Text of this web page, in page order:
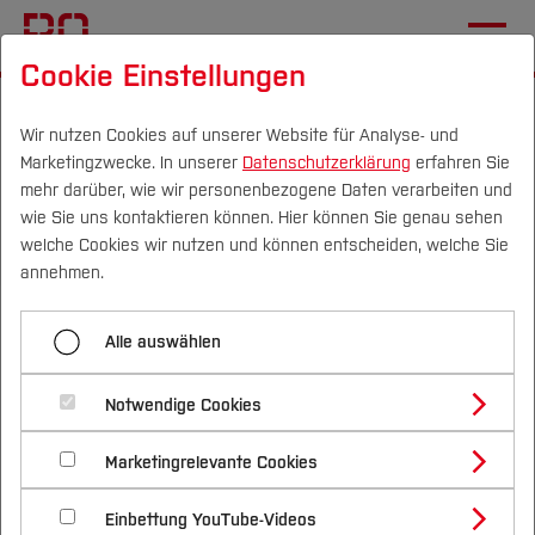
Campus Personen DE|EN Quicklinks
Studium
Studienangebote
Bachelorstudiengänge
Masterstudiengänge
Vor dem Studium
Bewerben & Einschreiben
Bewerbungsportal
Im Studium
Studienbüros und Prüfungen
Nach dem Studium
Forschung & Transfer
Profil
Forschungs- und Transferprofil
Schwerpunkte (FuT)
Beratung & Förderung
Nachhaltigkeit
Nachhaltigkeit studieren
International
Fachgebiete
Institut für Elektromobilität
Menü aufklappen
Cookie Einstellungen
Wir nutzen Cookies auf unserer Website für Analyse- und
Marketingzwecke. In unserer Datenschutzerklärung erfahren Sie
mehr darüber, wie wir personenbezogene Daten verarbeiten und
wie Sie uns kontaktieren können. Hier können Sie genau sehen
welche Cookies wir nutzen und können entscheiden, welche Sie
annehmen.
Alle auswählen
Notwendige Cookies
Marketingrelevante Cookies
Einbettung YouTube-Videos